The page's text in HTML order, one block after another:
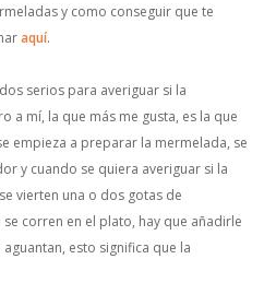
y como conseguir que te
aquí.
serios para averiguar si la
a mí, la que más me gusta, es la que
empieza a preparar la mermelada, se
y cuando se quiera averiguar si la
vierten una o dos gotas de
corren en el plato, hay que añadirle
esto significa que la